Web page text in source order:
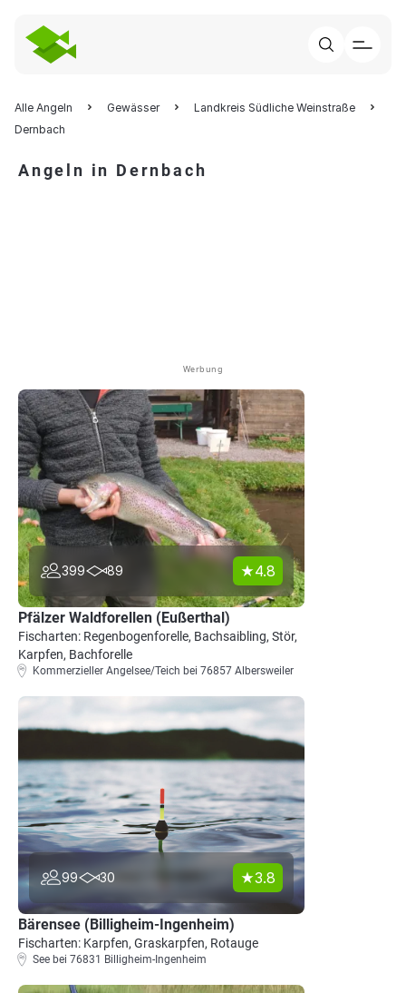
Alle Angeln Gewässer
Landkreis Südliche Weinstraße
Dernbach
Angeln in Dernbach
Werbung
399 89 4.8
Pfälzer Waldforellen (Eußerthal)
Fischarten: Regenbogenforelle, Bachsaibling, Stör,
Karpfen, Bachforelle
Kommerzieller Angelsee/Teich bei 76857 Albersweiler
99 30 3.8
Bärensee (Billigheim-Ingenheim)
Fischarten: Karpfen, Graskarpfen, Rotauge
See bei 76831 Billigheim-Ingenheim